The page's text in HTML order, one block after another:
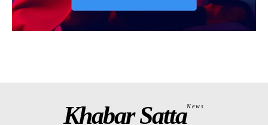
Khabar SattaNews